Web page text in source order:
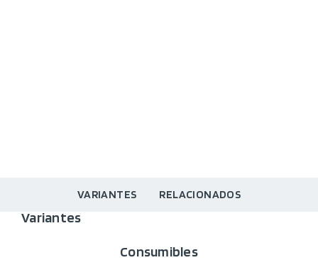
VARIANTES RELACIONADOS
Variantes
Consumibles